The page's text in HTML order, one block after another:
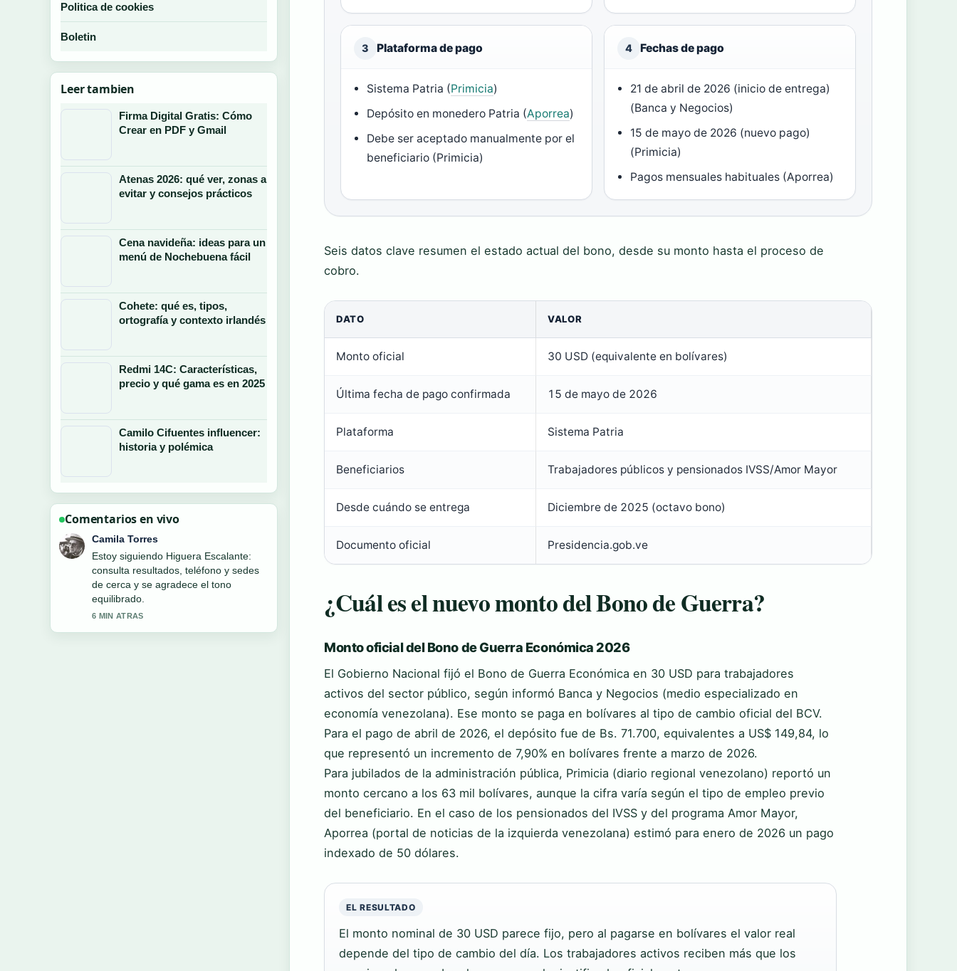
3 Plataforma de pago
Sistema Patria (Primicia)
Depósito en monedero Patria (Aporrea)
Debe ser aceptado manualmente por el
beneficiario (Primicia)
4 Fechas de pago
21 de abril de 2026 (inicio de entrega)
(Banca y Negocios)
15 de mayo de 2026 (nuevo pago)
(Primicia)
Pagos mensuales habituales (Aporrea)
Seis datos clave resumen el estado actual del bono, desde su monto hasta el proceso de
cobro.
DATO VALOR
Monto oficial 30 USD (equivalente en bolívares)
Última fecha de pago confirmada 15 de mayo de 2026
Plataforma Sistema Patria
Beneficiarios Trabajadores públicos y pensionados IVSS/Amor Mayor
Desde cuándo se entrega Diciembre de 2025 (octavo bono)
Documento oficial Presidencia.gob.ve
¿Cuál es el nuevo monto del Bono de Guerra?
Monto oficial del Bono de Guerra Económica 2026
El Gobierno Nacional fijó el Bono de Guerra Económica en 30 USD para trabajadores
activos del sector público, según informó Banca y Negocios (medio especializado en
economía venezolana). Ese monto se paga en bolívares al tipo de cambio oficial del BCV.
Para el pago de abril de 2026, el depósito fue de Bs. 71.700, equivalentes a US$ 149,84, lo
que representó un incremento de 7,90% en bolívares frente a marzo de 2026.
Para jubilados de la administración pública, Primicia (diario regional venezolano) reportó un
monto cercano a los 63 mil bolívares, aunque la cifra varía según el tipo de empleo previo
del beneficiario. En el caso de los pensionados del IVSS y del programa Amor Mayor,
Aporrea (portal de noticias de la izquierda venezolana) estimó para enero de 2026 un pago
indexado de 50 dólares.
EL RESULTADO
El monto nominal de 30 USD parece fijo, pero al pagarse en bolívares el valor real
depende del tipo de cambio del día. Los trabajadores activos reciben más que los
Politica de cookies
Boletin
Leer tambien
Firma Digital Gratis: Cómo
Crear en PDF y Gmail
Atenas 2026: qué ver, zonas a
evitar y consejos prácticos
Cena navideña: ideas para un
menú de Nochebuena fácil
Cohete: qué es, tipos,
ortografía y contexto irlandés
Redmi 14C: Características,
precio y qué gama es en 2025
Camilo Cifuentes influencer:
historia y polémica
Comentarios en vivo
Diego Herrera
Buen contexto sobre Colestiramina:
qué es, usos, dosis y efectos.... Por
favor sigan actualizando este hilo en
vivo.
8 MIN ATRAS